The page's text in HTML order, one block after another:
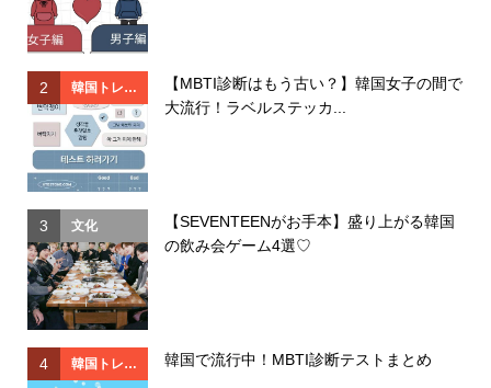
2 韓国トレン
ド
【MBTI診断はもう古い？】韓国女子の間で
大流行！ラベルステッカ...
3 文化
【SEVENTEENがお手本】盛り上がる韓国
の飲み会ゲーム4選♡
4 韓国トレン 韓国で流行中！MBTI診断テストまとめ